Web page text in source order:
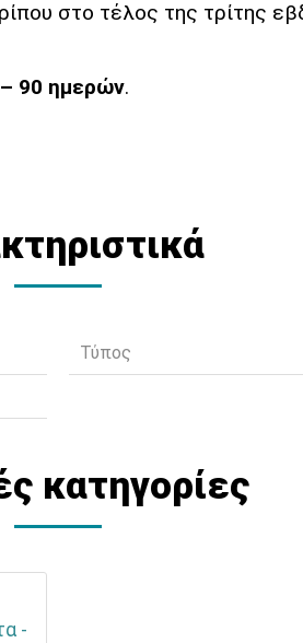
στο τέλος της τρίτης
90 ημερών.
Τύπος
κατηγορίες
-